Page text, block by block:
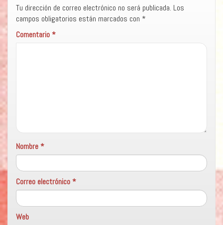
Tu dirección de correo electrónico no será publicada. Los
campos obligatorios están marcados con *
Comentario*
Nombre *
Correo electrónico *
Web